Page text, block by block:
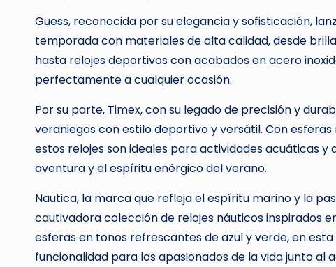
Guess, reconocida por su elegancia y sofisticación,
temporada con materiales de alta calidad, desde
hasta relojes deportivos con acabados en acero
perfectamente a cualquier ocasión.
Por su parte, Timex, con su legado de precisión y
veraniegos con estilo deportivo y versátil. Con
estos relojes son ideales para actividades acuáticas
aventura y el espíritu enérgico del verano.
Nautica, la marca que refleja el espíritu marino y la
cautivadora colección de relojes náuticos inspirados
esferas en tonos refrescantes de azul y verde, en
funcionalidad para los apasionados de la vida junto al